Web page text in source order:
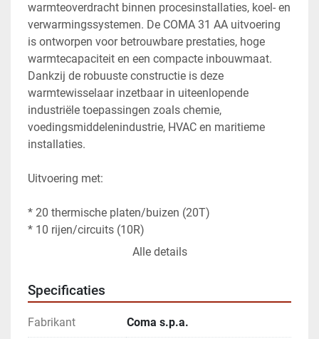
warmteoverdracht binnen procesinstallaties, koel- en
verwarmingssystemen. De COMA 31 AA uitvoering
is ontworpen voor betrouwbare prestaties, hoge
warmtecapaciteit en een compacte inbouwmaat.
Dankzij de robuuste constructie is deze
warmtewisselaar inzetbaar in uiteenlopende
industriële toepassingen zoals chemie,
voedingsmiddelenindustrie, HVAC en maritieme
installaties.
Uitvoering met:
* 20 thermische platen/buizen (20T)
* 10 rijen/circuits (10R)
* Lengte 3300 mm b 1700 mm H 1400 mm
Kenmerken:
Alle details
Specificaties
Fabrikant Coma s.p.a.